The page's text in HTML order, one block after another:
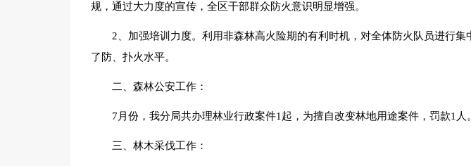
规，通过大力度的宣传，全区干部群众防火意识明显增强。
2、加强培训力度。利用非森林高火险期的有利时机，对全体防火队员进行集
了防、扑火水平。
二、森林公安工作：
7月份，我分局共办理林业行政案件1起，为擅自改变林地用途案件，罚款1人。
三、林木采伐工作：